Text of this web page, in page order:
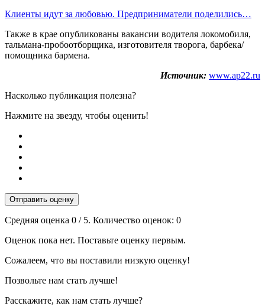
Клиенты идут за любовью. Предприниматели поделились…
Также в крае опубликованы вакансии водителя локомобиля,
тальмана-пробоотборщика, изготовителя творога, барбека/
помощника бармена.
Источник: www.ap22.ru
Насколько публикация полезна?
Нажмите на звезду, чтобы оценить!
Отправить оценку
Средняя оценка 0 / 5. Количество оценок: 0
Оценок пока нет. Поставьте оценку первым.
Сожалеем, что вы поставили низкую оценку!
Позвольте нам стать лучше!
Расскажите, как нам стать лучше?